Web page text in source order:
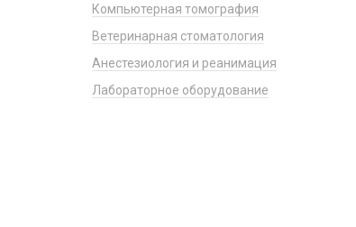
Компьютерная томография
Ветеринарная стоматология
Анестезиология и реанимация
Лабораторное оборудование